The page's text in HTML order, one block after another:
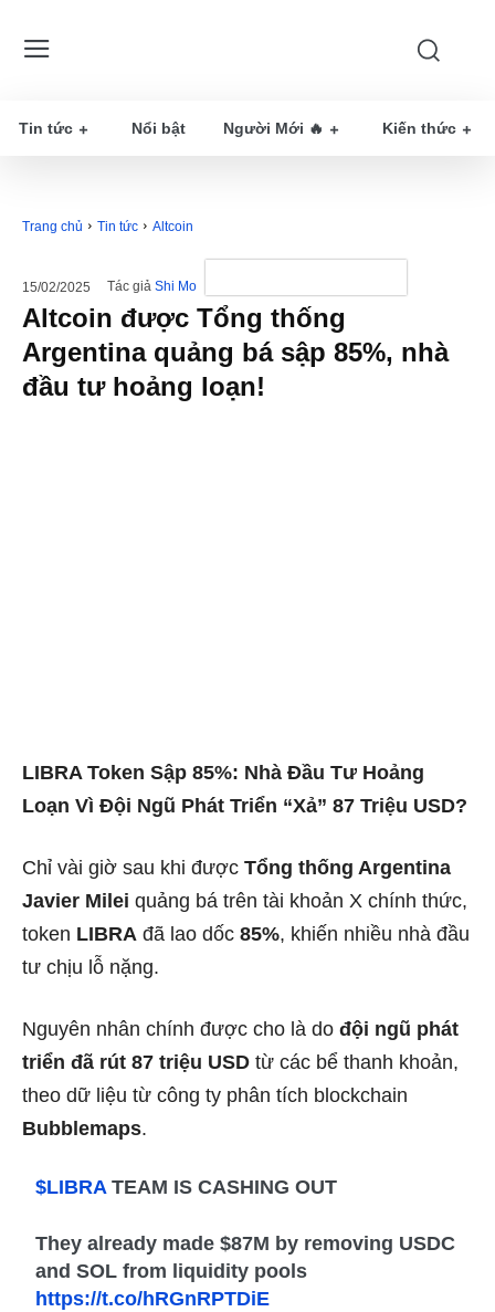
Tin tức Nổi bật Người Mới 🔥 Kiến thức
Trang chủ Tin tức Altcoin
15/02/2025 Tác giả Shi Mo
Altcoin được Tổng thống
Argentina quảng bá sập 85%, nhà
đầu tư hoảng loạn!
LIBRA Token Sập 85%: Nhà Đầu Tư Hoảng
Loạn Vì Đội Ngũ Phát Triển “Xả” 87 Triệu USD?
Chỉ vài giờ sau khi được Tổng thống Argentina
Javier Milei quảng bá trên tài khoản X chính thức,
token LIBRA đã lao dốc 85%, khiến nhiều nhà đầu
tư chịu lỗ nặng.
Nguyên nhân chính được cho là do đội ngũ phát
triển đã rút 87 triệu USD từ các bể thanh khoản,
theo dữ liệu từ công ty phân tích blockchain
Bubblemaps.
$LIBRATEAM IS CASHING OUT
They already made $87M by removing USDC
and SOL from liquidity pools
https://t.co/hRGnRPTDiE